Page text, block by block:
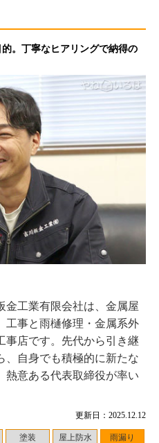
。丁寧なヒアリングで納得の
更新日：2025.12.12
塗装
屋上防水 雨漏り
金工業有限会社は、金属屋
工事と雨樋修理・金属系外
事店です。先代から引き継
、自身でも積極的に新たな
熱意ある代表取締役が率い